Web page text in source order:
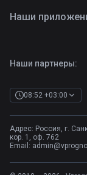
Фрибет Олимпбет
Бонусы букмекеров
Правила
Наши партнеры:
08:52 +03:00
Адрес: Россия, г.
кор. 1, оф. 762
Email:
Наши